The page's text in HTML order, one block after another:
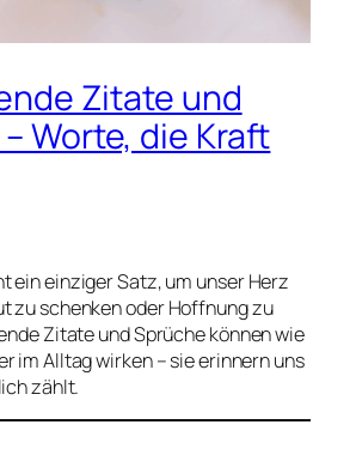
Zitate und
Worte, die Kraft
ein einziger Satz, um unser Herz
zu schenken oder Hoffnung zu
Zitate und Sprüche können wie
im Alltag wirken – sie erinnern uns
zählt.